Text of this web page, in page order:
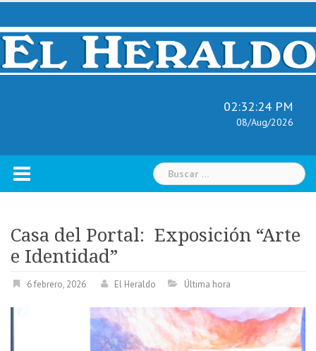
Skip
content
02:32:25 PM
08/Aug/2026
Buscar:
Casa del Portal: Exposición “Arte
e Identidad”
6 febrero, 2026 El Heraldo Última hora